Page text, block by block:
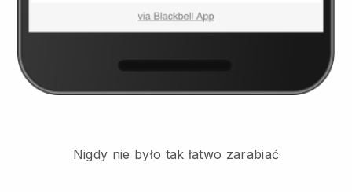
Nigdy nie było tak łatwo zarabiać